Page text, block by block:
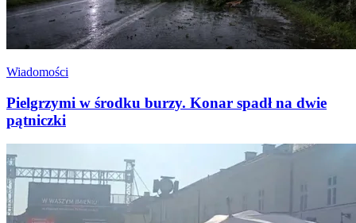
Wiadomości
Pielgrzymi w środku burzy. Konar spadł na dwie
pątniczki